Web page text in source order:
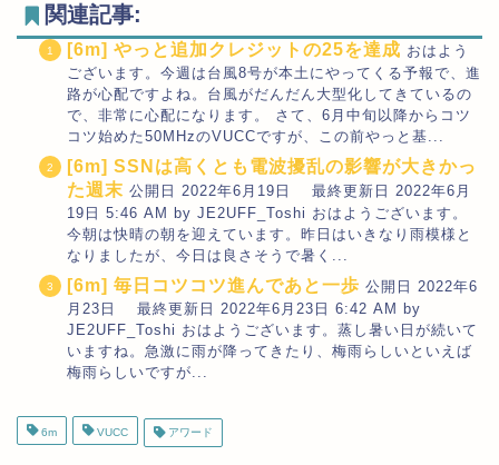
関連記事:
[6m] やっと追加クレジットの25を達成 おはよう
ございます。今週は台風8号が本土にやってくる予報で、進
路が心配ですよね。台風がだんだん大型化してきているの
で、非常に心配になります。 さて、6月中旬以降からコツ
コツ始めた50MHzのVUCCですが、この前やっと基...
[6m] SSNは高くとも電波擾乱の影響が大きかっ
た週末 公開日 2022年6月19日 最終更新日 2022年6月
19日 5:46 AM by JE2UFF_Toshi おはようございます。
今朝は快晴の朝を迎えています。昨日はいきなり雨模様と
なりましたが、今日は良さそうで暑く...
[6m] 毎日コツコツ進んであと一歩 公開日 2022年6
月23日 最終更新日 2022年6月23日 6:42 AM by
JE2UFF_Toshi おはようございます。蒸し暑い日が続いて
いますね。急激に雨が降ってきたり、梅雨らしいといえば
梅雨らしいですが...
6m VUCC アワード